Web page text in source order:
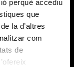
perquè accediu
que
la d’altres
com
de